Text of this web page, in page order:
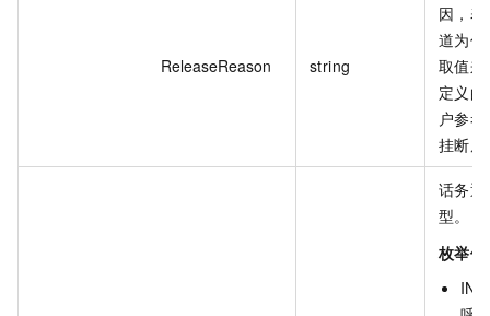
ReleaseReason string
因，
道为
取值
定义
户参
挂断原
话务
型。
枚举值